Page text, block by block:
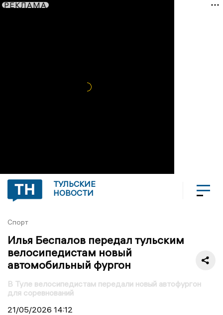
РЕКЛАМА
ТУЛЬСКИЕ
НОВОСТИ
Спорт
Илья Беспалов передал тульским
велосипедистам новый
автомобильный фургон
В Туле велосипедистам передали новый автофургон
для соревнований
21/05/2026 14:12